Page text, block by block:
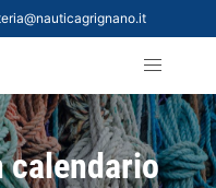
calendario